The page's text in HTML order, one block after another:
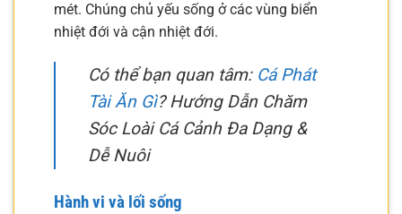
mét. Chúng chủ yếu sống ở các vùng biển
nhiệt đới và cận nhiệt đới.
Có thể bạn quan tâm: Cá Phát
Tài Ăn Gì? Hướng Dẫn Chăm
Sóc Loài Cá Cảnh Đa Dạng &
Dễ Nuôi
Hành vi và lối sống